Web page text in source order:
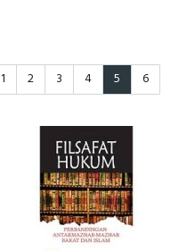
1 2 3 4 5 6